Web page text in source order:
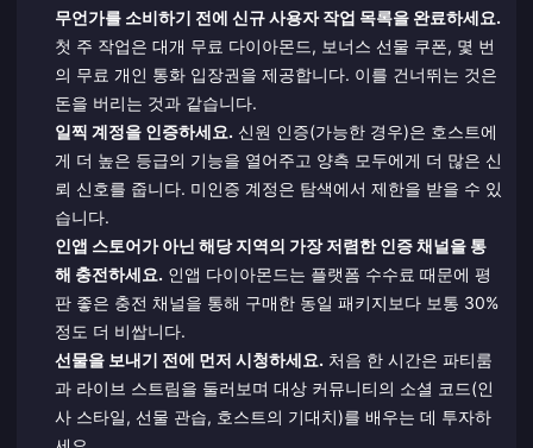
무언가를 소비하기 전에 신규 사용자 작업 목록을 완료하세요.
첫 주 작업은 대개 무료 다이아몬드, 보너스 선물 쿠폰, 몇 번
의 무료 개인 통화 입장권을 제공합니다. 이를 건너뛰는 것은
돈을 버리는 것과 같습니다.
일찍 계정을 인증하세요. 신원 인증(가능한 경우)은 호스트에
게 더 높은 등급의 기능을 열어주고 양측 모두에게 더 많은 신
뢰 신호를 줍니다. 미인증 계정은 탐색에서 제한을 받을 수 있
습니다.
인앱 스토어가 아닌 해당 지역의 가장 저렴한 인증 채널을 통
해 충전하세요. 인앱 다이아몬드는 플랫폼 수수료 때문에 평
판 좋은 충전 채널을 통해 구매한 동일 패키지보다 보통 30%
정도 더 비쌉니다.
선물을 보내기 전에 먼저 시청하세요. 처음 한 시간은 파티룸
과 라이브 스트림을 둘러보며 대상 커뮤니티의 소셜 코드(인
사 스타일, 선물 관습, 호스트의 기대치)를 배우는 데 투자하